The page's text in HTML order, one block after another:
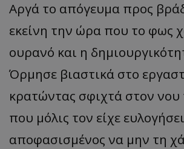
Αργά το απόγευμα προς
εκείνη την ώρα που το φως
ουρανό και η
Όρμησε βιαστικά στο
κρατώντας σφιχτά στον νου
που μόλις τον είχε
αποφασισμένος να μην τη